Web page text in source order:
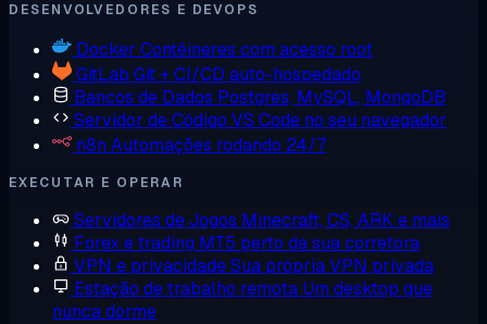
DESENVOLVEDORES E DEVOPS
Docker Contêineres com acesso root
GitLab Git + CI/CD auto-hospedado
Bancos de Dados Postgres, MySQL, MongoDB
Servidor de Código VS Code no seu navegador
n8n Automações rodando 24/7
EXECUTAR E OPERAR
Servidores de Jogos Minecraft, CS, ARK e mais
Forex e trading MT5 perto da sua corretora
VPN e privacidadeSua própria VPN privada
Estação de trabalho remota Um desktop que
nunca dorme